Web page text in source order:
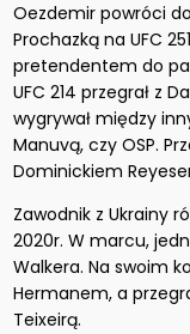
Oezdemir powróci
Prochazką na UFC
pretendentem do
UFC 214 przegrał z
wygrywał między
Manuvą, czy OSP.
Dominickiem
Zawodnik z Ukrainy
2020r. W marcu,
Walkera. Na swoim
Hermanem, a
Teixeirą.